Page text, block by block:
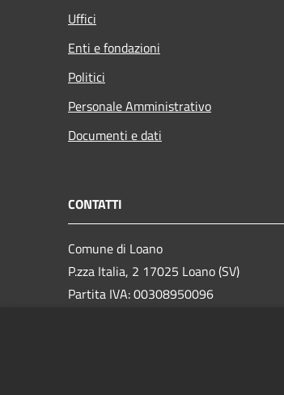
Uffici
Enti e fondazioni
Politici
Personale Amministrativo
Documenti e dati
CONTATTI
Comune di Loano
P.zza Italia, 2 17025 Loano (SV)
Partita IVA: 00308950096